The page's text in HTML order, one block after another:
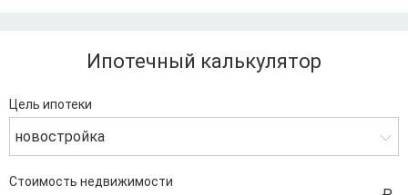
Ипотечный калькулятор
Цель ипотеки
новостройка
Стоимость недвижимости